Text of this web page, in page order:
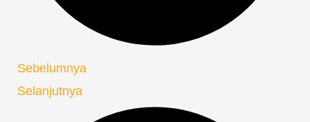
Sebelumnya
Selanjutnya